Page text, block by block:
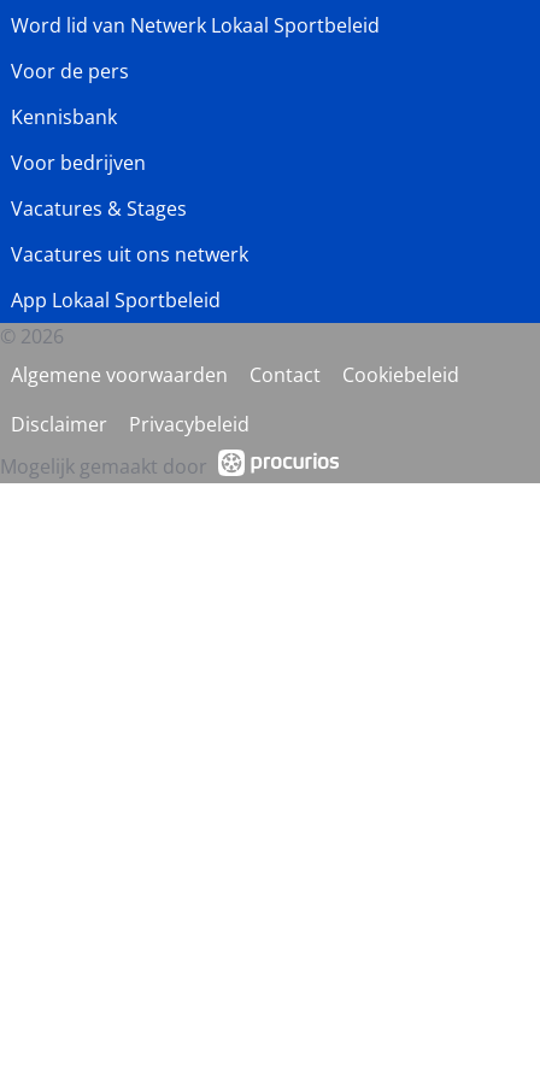
Word lid van Netwerk Lokaal Sportbeleid
Voor de pers
Kennisbank
Voor bedrijven
Vacatures & Stages
Vacatures uit ons netwerk
App Lokaal Sportbeleid
© 2026
Algemene voorwaarden
Contact
Cookiebeleid
Disclaimer
Privacybeleid
Mogelijk gemaakt door